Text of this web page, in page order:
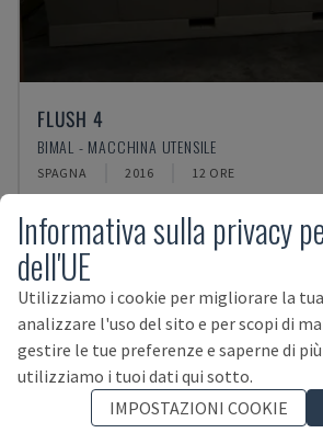
FLUSH 4
BIMAL - MACCHINA UTENSILE
SPAGNA 2016 12 ORE
ISCRIVITI ALLA
Informativa sulla privacy
dell'UE
Utilizziamo i cookie per migliorare la
analizzare l'uso del sito e per scopi di
gestire le tue preferenze e saperne di
utilizziamo i tuoi dati qui sotto.
IMPOSTAZIONI COOKIE